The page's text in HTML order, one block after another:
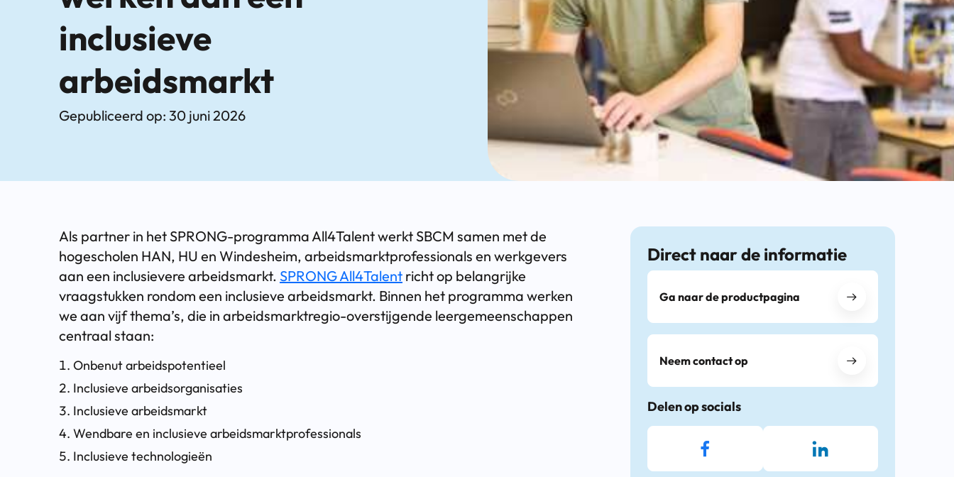
inclusieve
arbeidsmarkt
Gepubliceerd op: 30 juni 2026
Als partner in het SPRONG-programma All4Talent werkt SBCM samen met de
hogescholen HAN, HU en Windesheim, arbeidsmarktprofessionals en werkgevers
aan een inclusievere arbeidsmarkt. SPRONG All4Talent richt op belangrijke
vraagstukken rondom een inclusieve arbeidsmarkt. Binnen het programma werken
we aan vijf thema’s, die in arbeidsmarktregio-overstijgende leergemeenschappen
centraal staan:
Onbenut arbeidspotentieel
Inclusieve arbeidsorganisaties
Inclusieve arbeidsmarkt
Wendbare en inclusieve arbeidsmarktprofessionals
Inclusieve technologieën
Direct naar de informatie
Ga naar de productpagina
Neem contact op
Delen op socials